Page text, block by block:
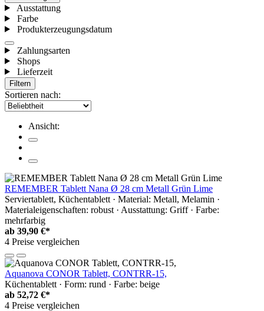
Ausstattung
Farbe
Produkterzeugungsdatum
Zahlungsarten
Shops
Lieferzeit
Filtern
Sortieren nach:
Ansicht:
REMEMBER Tablett Nana Ø 28 cm Metall Grün Lime
Serviertablett, Küchentablett · Material: Metall, Melamin ·
Materialeigenschaften: robust · Ausstattung: Griff · Farbe:
mehrfarbig
ab 39,90 €*
4 Preise vergleichen
Aquanova CONOR Tablett, CONTRR-15,
Küchentablett · Form: rund · Farbe: beige
ab 52,72 €*
4 Preise vergleichen